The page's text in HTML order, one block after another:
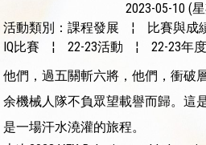
2023-05-10 (
活動類別：課程發展
¦ 比賽與成
IQ比賽
¦ 22-23活動 ¦
22-23年度
他們，過五關斬六將，他們，衝破
余機械人隊不負眾望載譽而歸。這
是一場汗水澆灌的旅程。